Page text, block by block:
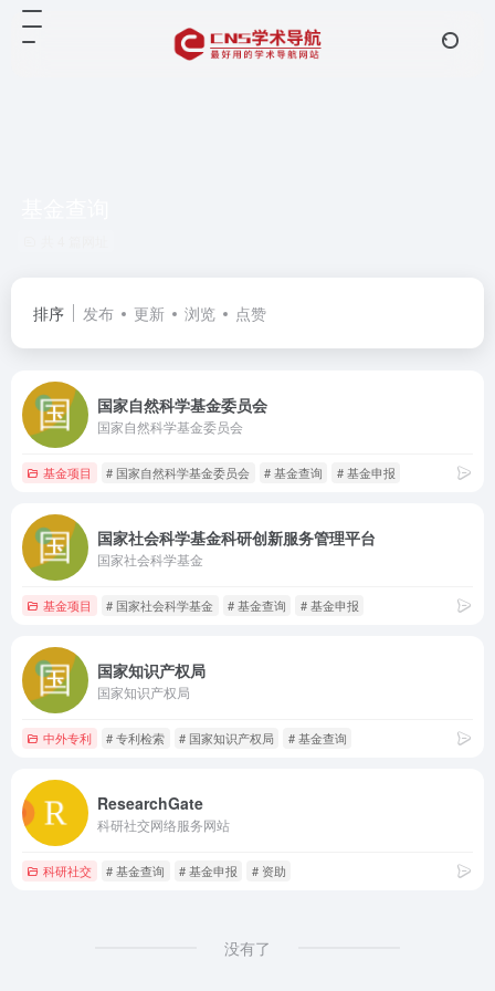
排序 发布 更新 浏览 点赞
国家自然科学基金委员会
国家自然科学基金委员会
基金项目 # 国家自然科学基金委员会 # 基金查询 # 基金申报
国家社会科学基金科研创新服务管理平台
国家社会科学基金
基金项目 # 国家社会科学基金 # 基金查询 # 基金申报
国家知识产权局
国家知识产权局
中外专利 # 专利检索 # 国家知识产权局 # 基金查询
ResearchGate
科研社交网络服务网站
科研社交 # 基金查询 # 基金申报 # 资助
没有了